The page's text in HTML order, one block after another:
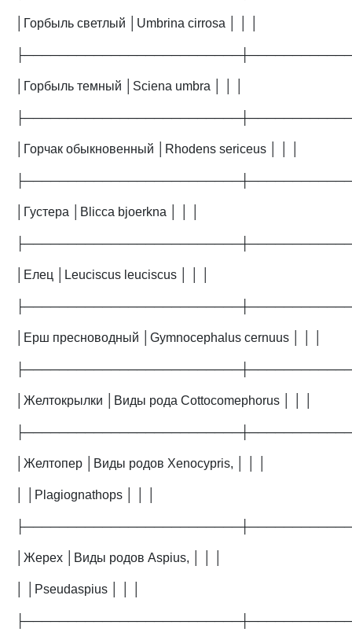
│Горбыль светлый │Umbrina cirrosa │ │ │
│Горбыль темный │Sciena umbra │ │ │
│Горчак обыкновенный │Rhodens sericeus │ │ │
│Густера │Blicca bjoerkna │ │ │
│Елец │Leuciscus leuciscus │ │ │
│Ерш пресноводный │Gymnocephalus cernuus │ │ │
│Желтокрылки │Виды рода Cottocomephorus │ │ │
│Желтопер │Виды родов Xenocypris, │ │ │
│ │Plagiognathops │ │ │
│Жерех │Виды родов Aspius, │ │ │
│ │Pseudaspius │ │ │